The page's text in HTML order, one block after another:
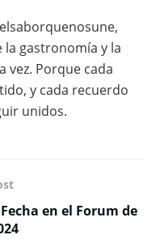
gastronomía y la
vez. Porque cada
y cada recuerdo
unidos.
en el Forum de